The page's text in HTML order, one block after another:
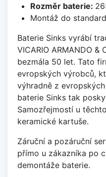
Rozměr baterie:
Montáž do
Baterie Sinks vyrábí
VICARIO ARMANDO &
bezmála 50 let. Tato
evropských výrobců,
výhradně z
baterie Sinks tak
Samozřejmostí u
keramické kartuše.
Záruční a pozáruční
přímo u zákazníka po
demontáže baterie.